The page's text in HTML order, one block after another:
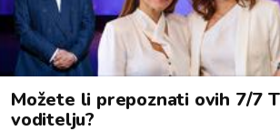
Možete li prepoznati ovih 7/7
voditelju?